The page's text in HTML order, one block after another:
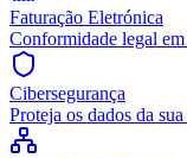
Faturação Eletrónica
Conformidade legal
Cibersegurança
Proteja os dados da sua